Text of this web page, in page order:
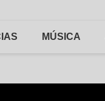
MÚSICA